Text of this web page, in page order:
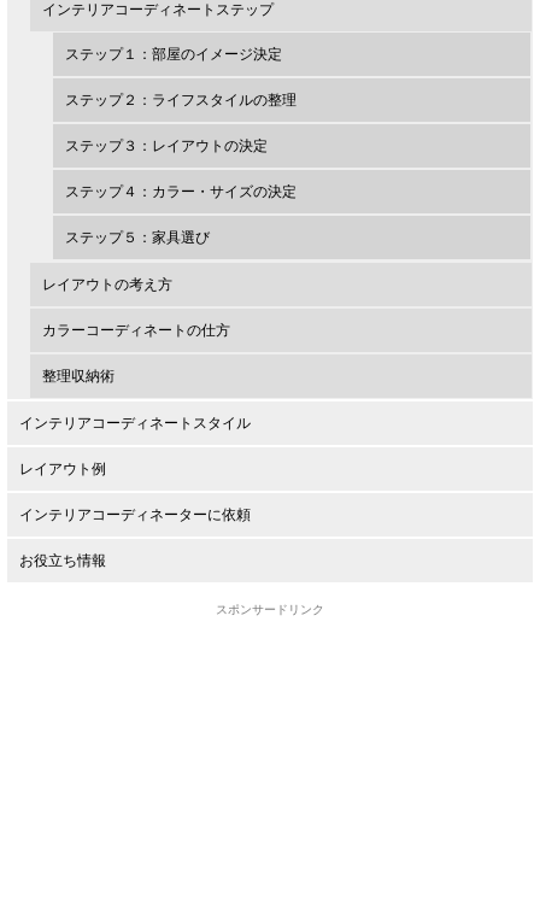
インテリアコーディネートステップ
ステップ１：部屋のイメージ決定
ステップ２：ライフスタイルの整理
ステップ３：レイアウトの決定
ステップ４：カラー・サイズの決定
ステップ５：家具選び
レイアウトの考え方
カラーコーディネートの仕方
整理収納術
インテリアコーディネートスタイル
レイアウト例
インテリアコーディネーターに依頼
お役立ち情報
スポンサードリンク